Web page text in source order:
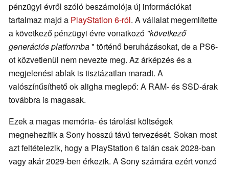
pénzügyi évről szóló beszámolója új információkat
tartalmaz majd a PlayStation 6-ról. A vállalat megemlítette
a következő pénzügyi évre vonatkozó "következő
generációs platformba" történő beruházásokat, de a PS6-
ot közvetlenül nem nevezte meg. Az árképzés és a
megjelenési ablak is tisztázatlan maradt. A
valószínűsíthető ok aligha meglepő: A RAM- és SSD-árak
továbbra is magasak.
Ezek a magas memória- és tárolási költségek
megnehezítik a Sony hosszú távú tervezését. Sokan most
azt feltételezik, hogy a PlayStation 6 talán csak 2028-ban
vagy akár 2029-ben érkezik. A Sony számára ezért vonzó